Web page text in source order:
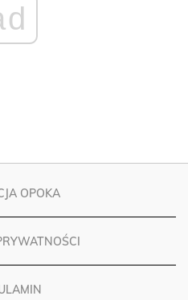
OPOKA